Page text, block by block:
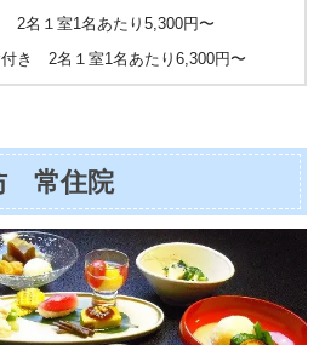
2名１室1名あたり5,300円〜
付き 2名１室1名あたり6,300円〜
常住院